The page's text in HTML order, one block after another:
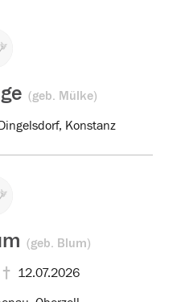
(geb. Mülke)
Konstanz
(geb. Blum)
12.07.2026